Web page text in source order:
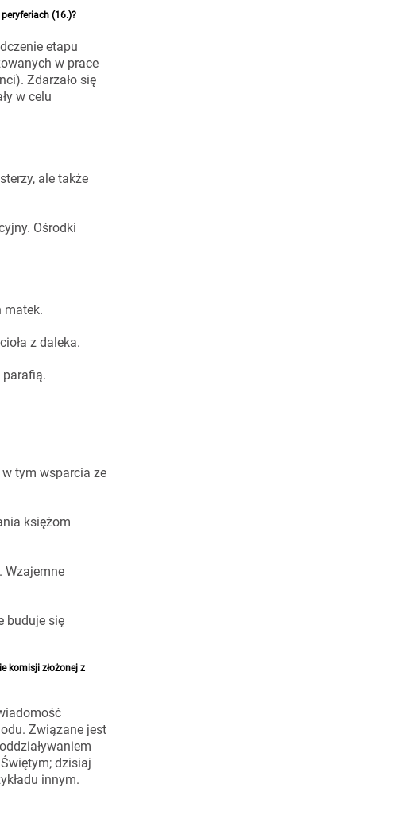
(16.)?
etapu
w prace
Zdarzało się
w celu
ale także
Ośrodki
matek.
z daleka.
parafią.
tym wsparcia ze
księżom
Wzajemne
buduje się
komisji złożonej z
Związane jest
dzisiaj
innym.